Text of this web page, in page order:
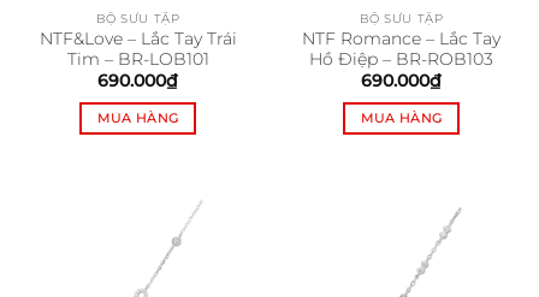
BỘ SƯU TẬP
NTF&Love – Lắc Tay Trái
Tim – BR-LOB101
690.000₫
MUA HÀNG
BỘ SƯU TẬP
NTF Romance – Lắc Tay
Hồ Điệp – BR-ROB103
690.000₫
MUA HÀNG